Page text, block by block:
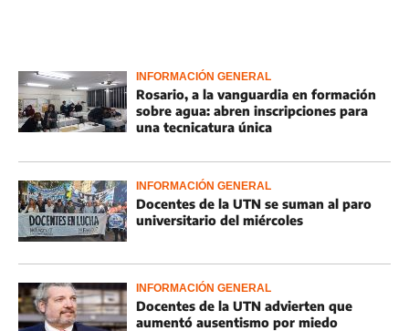
INFORMACIÓN GENERAL
Rosario, a la vanguardia en formación
sobre agua: abren inscripciones para
una tecnicatura única
INFORMACIÓN GENERAL
Docentes de la UTN se suman al paro
universitario del miércoles
INFORMACIÓN GENERAL
Docentes de la UTN advierten que
aumentó ausentismo por miedo